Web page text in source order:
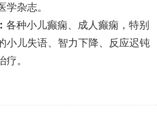
学杂志。
各种小儿癫痫、成人癫痫，特别
小儿失语、智力下降、反应迟钝
疗。